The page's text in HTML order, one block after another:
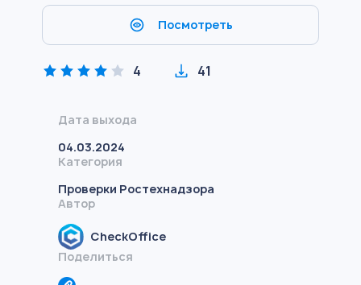
Посмотреть
4 41
Дата выхода
04.03.2024
Категория
Проверки Ростехнадзора
Автор
CheckOffice
Поделиться